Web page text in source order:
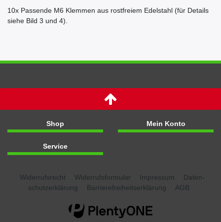
10x Passende M6 Klemmen aus rostfreiem Edelstahl (für Details
siehe Bild 3 und 4).
Shop Mein Konto
Service
Widerrufs­recht Widerrufs­formular Impressum
Daten­
schutz­erklärung
Barrierefreiheitserklärung AGB